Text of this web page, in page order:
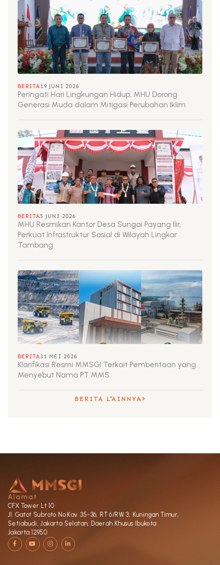
BERITA19 JUNI 2026
Peringati Hari Lingkungan Hidup, MHU Dorong
Generasi Muda dalam Mitigasi Perubahan Iklim
BERITA5 JUNI 2026
MHU Resmikan Kantor Desa Sungai Payang Ilir,
Perkuat Infrastruktur Sosial di Wilayah Lingkar
Tambang
BERITA31 MEI 2026
Klarifikasi Resmi MMSGI Terkait Pemberitaan yang
Menyebut Nama PT MMS
BERITA LAINNYA
Alamat
CFX Tower Lt 10
Jl. Gatot Subroto No.Kav. 35-36, RT 6/RW 3, Kuningan Timur,
Setiabudi, Jakarta Selatan, Daerah Khusus Ibukota
Jakarta 12950
F
a
c
Y
o
u
I
n
s
L
i
n